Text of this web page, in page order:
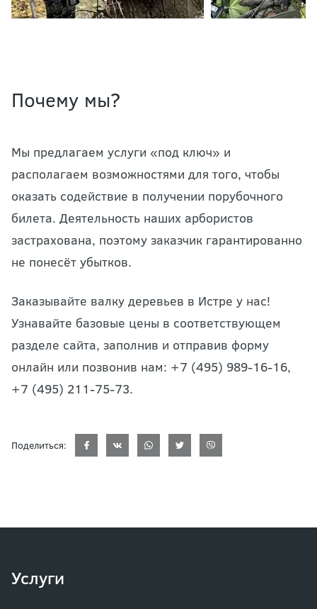
Почему мы?
Мы предлагаем услуги «под ключ» и
располагаем возможностями для того, чтобы
оказать содействие в получении порубочного
билета. Деятельность наших арбористов
застрахована, поэтому заказчик гарантированно
не понесёт убытков.
Заказывайте валку деревьев в Истре у нас!
Узнавайте базовые цены в соответствующем
разделе сайта, заполнив и отправив форму
онлайн или позвонив нам: +7 (495) 989-16-16,
+7 (495) 211-75-73.
Поделиться:
Услуги